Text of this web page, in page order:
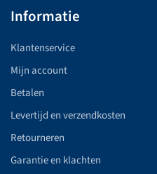
Informatie
Klantenservice
Mijn account
Betalen
Levertijd en verzendkosten
Retourneren
Garantie en klachten